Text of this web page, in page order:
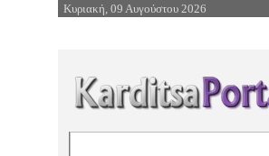
Επιστροφή στην Πλοήγηση
Κυριακή, 09 Αυγούστου 2026